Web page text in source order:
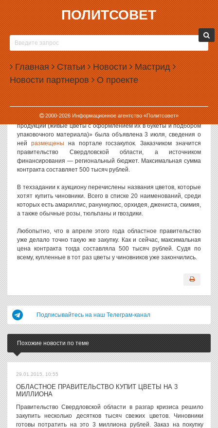
ПОЛИТСОВЕТ
Главная Статьи Новости Мастрид
Новости партнеров О проекте
2000-2026Информационное агентство «Политсовет»
05.07.2013, 10:39
ЧИНОВНИКИ КУПЯТ СЕБЕ ЦВЕТЫ НА
ПОЛМИЛЛИОНА
Правительство Свердловской области объявило очередной заказ
на покупку букетов цветов за 500 тысяч рублей. Весной подобный
заказ уже размещался чиновниками, и тогда бюджет также
выделял на цветы полмиллиона.
Нынешняя закупка под названием «Поставка цветочной
продукции (живые цветы с оформлением их в букеты и подбором
упаковочного материала)» была объявлена 3 июля, сведения о
ней размещены на портале госзакупок. Заказчиком значится
правительство Свердловской области, а источником
финансирования — региональный бюджет. Максимальная сумма
контракта составляет 500 тысяч рублей.
В техзадании к аукциону перечислены названия цветов, которые
хотят купить чиновники. Всего в списке 20 наименований, среди
которых есть амариллис, ранункулюс, орхидея, джениста, скимия,
а также обычные розы, тюльпаны и гвоздики.
Любопытно, что в апреле этого года областное правительство
уже делало точно такую же закупку. Как и сейчас, максимальная
цена контракта тогда составляла 500 тысяч рублей. Судя по
всему, купленные в тот раз цветы у чиновников уже закончились.
Подписывайтесь на наш Телеграм-канал
Похожие новости по теме
29.01.2015, 10:55
ОБЛАСТНОЕ ПРАВИТЕЛЬСТВО КУПИТ ЦВЕТЫ НА 3
МИЛЛИОНА
Правительство Свердловской области в разгар кризиса решило
закупить несколько десятков тысяч свежих цветов. Чиновники
готовы потратить на это 3 миллиона рублей. Заказ на покупку